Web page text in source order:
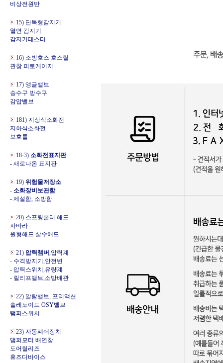
비상전원반
15) 단독형감지기
열연 감지기
감지기테스터
16) 소방호스 호스릴
관창 피토게이지
17) 앵글밸브
송수구 방수구
감압밸브
181) 지상식소화전
지하식소화전
보호틀
18-3) 소화전표지판
- 새로나온 표지판
19) 위험물저장소
- 소화장비보관함
- 제설함, 소방함
20) 스프링쿨러 해드
자바라
원형해드 살수해드
21) 압력챔버,압력계
- 수격방지기,안전변
- 압력스위치,유량계
- 릴리프밸브,소방배관
22) 알람밸브, 프리액션
솔레노이드 OSY밸브
탬퍼스위치
23) 자동폐쇄장치
댐퍼모터 배연창
도어릴리즈
휴즈디바이스